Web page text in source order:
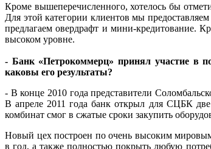
Кроме вышеперечисленного, хотелось бы
Для этой категории клиентов мы
предлагаем овердрафт и мини-кредитование.
высоком уровне.
- Банк «Петрокоммерц» принял участие в
каковы его результаты?
- В конце 2010 года представители
В апреле 2011 года банк открыл для СЦБК
комбинат смог в сжатые сроки закупить
Новый цех построен по очень высоким
в год, а также полностью покрыть любую